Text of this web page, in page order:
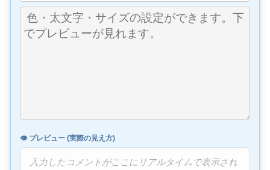
👁️ プレビュー (実際の見え方)
入力したコメントがここにリアルタイムで表示され